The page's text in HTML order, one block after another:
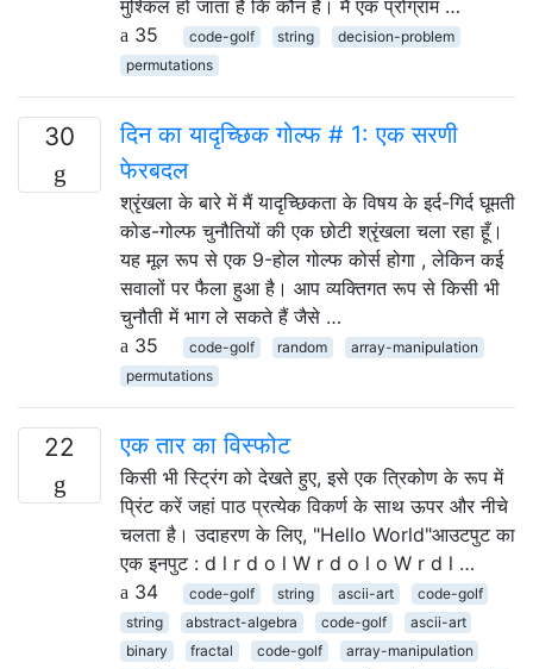
मुश्किल हो जाता है कि कौन है। मैं एक प्रोग्राम …
35
code-golf string
decision-problem
permutations
30
दिन का यादृच्छिक गोल्फ # 1: एक सरणी
फेरबदल
श्रृंखला के बारे में मैं यादृच्छिकता के विषय के इर्द-गिर्द घूमती
कोड-गोल्फ चुनौतियों की एक छोटी श्रृंखला चला रहा हूँ।
यह मूल रूप से एक 9-होल गोल्फ कोर्स होगा , लेकिन कई
सवालों पर फैला हुआ है। आप व्यक्तिगत रूप से किसी भी
चुनौती में भाग ले सकते हैं जैसे …
35
code-golf random
array-manipulation
permutations
22 एक तार का विस्फोट
किसी भी स्ट्रिंग को देखते हुए, इसे एक त्रिकोण के रूप में
प्रिंट करें जहां पाठ प्रत्येक विकर्ण के साथ ऊपर और नीचे
चलता है। उदाहरण के लिए, "Hello World"आउटपुट का
एक इनपुट : d l r d o l W r d o l o W r d l …
34
code-golf string ascii-art
code-golf
string
abstract-algebra code-golf
ascii-art
binary
fractal code-golf
array-manipulation